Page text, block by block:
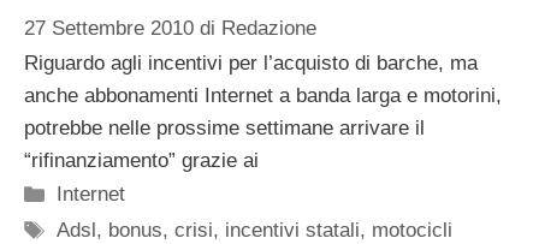
27 Settembre 2010 di Redazione
Riguardo agli incentivi per l’acquisto di barche, ma
anche abbonamenti Internet a banda larga e motorini,
potrebbe nelle prossime settimane arrivare il
“rifinanziamento” grazie ai
Categorie
Internet
Tag
Adsl , bonus,crisi, incentivi statali, motocicli